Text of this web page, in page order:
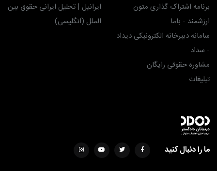
برنامه اشتراک گذاری متون
ارزشمند - باما
سامانه دبیرخانه الکترونیکی دیداد
- سداد
مشاوره حقوقی رایگان
تبلیغات
ایرانیل | تحلیل ایرانی حقوق بین
الملل (انگلیسی)
ما را دنبال کنید